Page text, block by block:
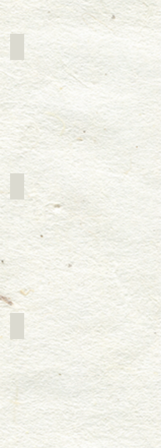
醤油を入れて蒸します
丸大豆醬油入りご飯
米粒をローラーで潰します